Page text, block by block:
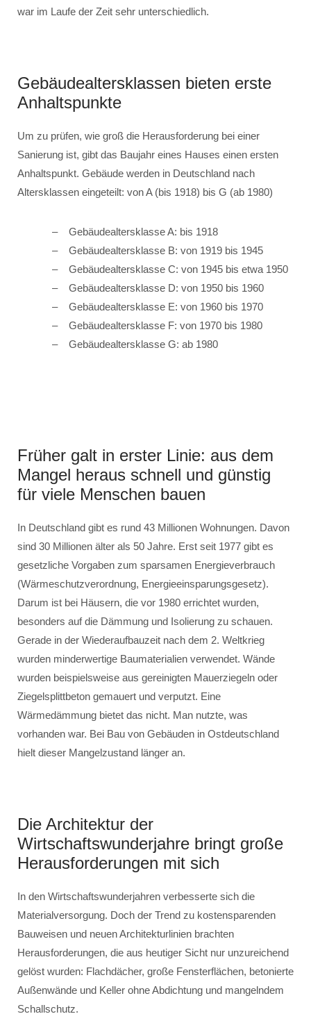
war im Laufe der Zeit sehr unterschiedlich.
Gebäudealtersklassen bieten erste
Anhaltspunkte
Um zu prüfen, wie groß die Herausforderung bei einer
Sanierung ist, gibt das Baujahr eines Hauses einen ersten
Anhaltspunkt. Gebäude werden in Deutschland nach
Altersklassen eingeteilt: von A (bis 1918) bis G (ab 1980)
Gebäudealtersklasse A: bis 1918
Gebäudealtersklasse B: von 1919 bis 1945
Gebäudealtersklasse C: von 1945 bis etwa 1950
Gebäudealtersklasse D: von 1950 bis 1960
Gebäudealtersklasse E: von 1960 bis 1970
Gebäudealtersklasse F: von 1970 bis 1980
Gebäudealtersklasse G: ab 1980
Früher galt in erster Linie: aus dem
Mangel heraus schnell und günstig
für viele Menschen bauen
In Deutschland gibt es rund 43 Millionen Wohnungen. Davon
sind 30 Millionen älter als 50 Jahre. Erst seit 1977 gibt es
gesetzliche Vorgaben zum sparsamen Energieverbrauch
(Wärmeschutzverordnung, Energieeinsparungsgesetz).
Darum ist bei Häusern, die vor 1980 errichtet wurden,
besonders auf die Dämmung und Isolierung zu schauen.
Gerade in der Wiederaufbauzeit nach dem 2. Weltkrieg
wurden minderwertige Baumaterialien verwendet. Wände
wurden beispielsweise aus gereinigten Mauerziegeln oder
Ziegelsplittbeton gemauert und verputzt. Eine
Wärmedämmung bietet das nicht. Man nutzte, was
vorhanden war. Bei Bau von Gebäuden in Ostdeutschland
hielt dieser Mangelzustand länger an.
Die Architektur der
Wirtschaftswunderjahre bringt große
Herausforderungen mit sich
In den Wirtschaftswunderjahren verbesserte sich die
Materialversorgung. Doch der Trend zu kostensparenden
Bauweisen und neuen Architekturlinien brachten
Herausforderungen, die aus heutiger Sicht nur unzureichend
gelöst wurden: Flachdächer, große Fensterflächen, betonierte
Außenwände und Keller ohne Abdichtung und mangelndem
Schallschutz.